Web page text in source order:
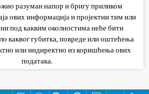
разуман напор и бригу приликом
ових информација и пројектни тим или
под каквим околностима неће бити
каквог губитка, повреде или оштећења
или индиректно из коришћења ових
података.